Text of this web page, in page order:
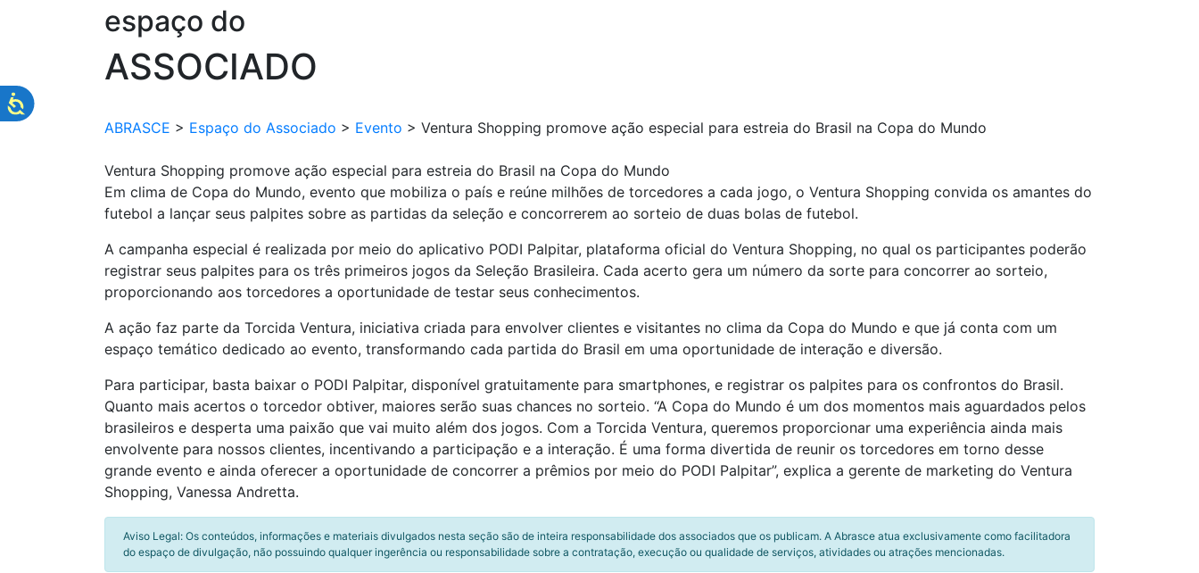
espaço do
ASSOCIADO
ABRASCE > Espaço do Associado > Evento > Ventura Shopping promove ação especial para estreia do Brasil na Copa do Mundo
Ventura Shopping promove ação especial para estreia do Brasil na Copa do Mundo
Em clima de Copa do Mundo, evento que mobiliza o país e reúne milhões de torcedores a cada jogo, o Ventura Shopping convida os amantes do
futebol a lançar seus palpites sobre as partidas da seleção e concorrerem ao sorteio de duas bolas de futebol.
A campanha especial é realizada por meio do aplicativo PODI Palpitar, plataforma oficial do Ventura Shopping, no qual os participantes poderão
registrar seus palpites para os três primeiros jogos da Seleção Brasileira. Cada acerto gera um número da sorte para concorrer ao sorteio,
proporcionando aos torcedores a oportunidade de testar seus conhecimentos.
A ação faz parte da Torcida Ventura, iniciativa criada para envolver clientes e visitantes no clima da Copa do Mundo e que já conta com um
espaço temático dedicado ao evento, transformando cada partida do Brasil em uma oportunidade de interação e diversão.
Para participar, basta baixar o PODI Palpitar, disponível gratuitamente para smartphones, e registrar os palpites para os confrontos do Brasil.
Quanto mais acertos o torcedor obtiver, maiores serão suas chances no sorteio. “A Copa do Mundo é um dos momentos mais aguardados pelos
brasileiros e desperta uma paixão que vai muito além dos jogos. Com a Torcida Ventura, queremos proporcionar uma experiência ainda mais
envolvente para nossos clientes, incentivando a participação e a interação. É uma forma divertida de reunir os torcedores em torno desse
grande evento e ainda oferecer a oportunidade de concorrer a prêmios por meio do PODI Palpitar”, explica a gerente de marketing do Ventura
Shopping, Vanessa Andretta.
Aviso Legal: Os conteúdos, informações e materiais divulgados nesta seção são de inteira responsabilidade dos associados que os publicam. A Abrasce atua exclusivamente como facilitadora
do espaço de divulgação, não possuindo qualquer ingerência ou responsabilidade sobre a contratação, execução ou qualidade de serviços, atividades ou atrações mencionadas.